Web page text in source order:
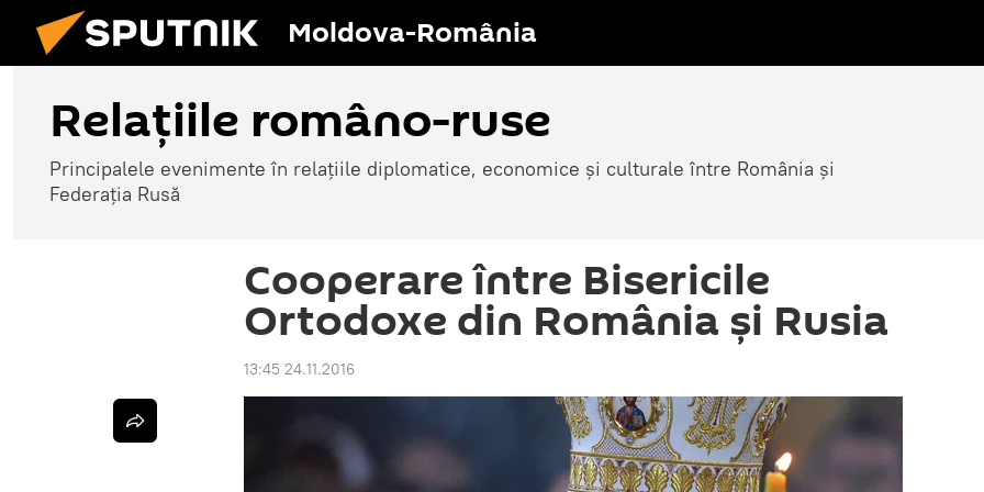
Moldova-România
Relațiile româno-ruse
Principalele evenimente în relațiile diplomatice, economice și culturale între România și
Federația Rusă
Cooperare între Bisericile
Ortodoxe din România și Rusia
13:45 24.11.2016